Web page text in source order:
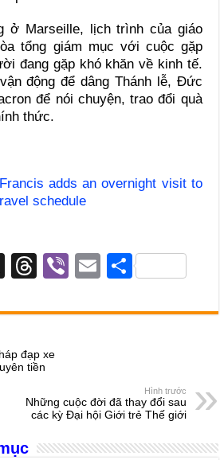
ở Marseille, lịch trình của giáo
tổng giám mục với cuộc gặp
đang gặp khó khăn về kinh tế.
động để dâng Thánh lễ, Đức
để nói chuyện, trao đổi quà
thức.
adds an overnight visit to
schedule
X
T
e
d
s
Vi
er
E
ail
S
ar
đạp xe
tiền
Hình trước
Những cuộc đời đã thay đổi sau
các kỳ Đại hội Giới trẻ Thế giới